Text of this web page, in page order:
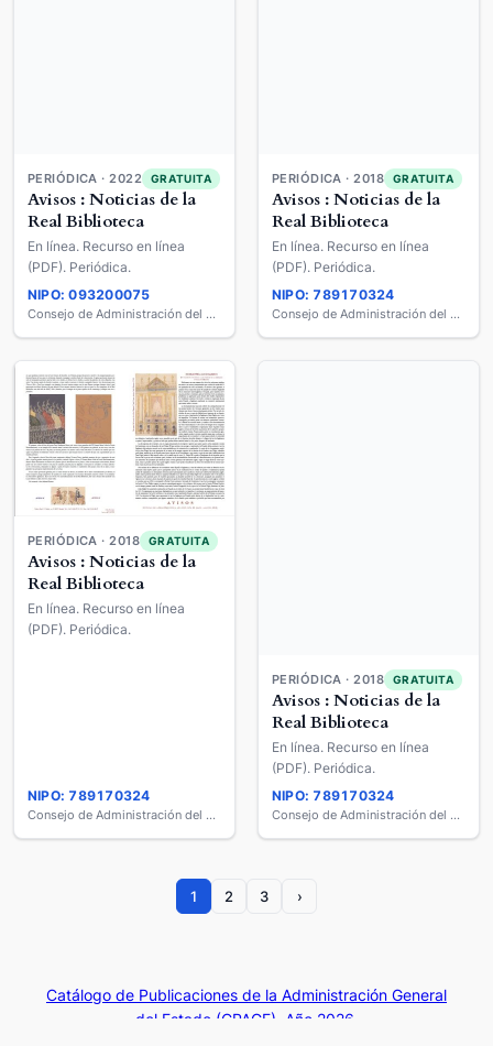
PERIÓDICA · 2022 GRATUITA
Avisos : Noticias de la
Real Biblioteca
En línea. Recurso en línea
(PDF). Periódica.
NIPO: 093200075
Consejo de Administración del Patrimonio Nacional
PERIÓDICA · 2018 GRATUITA
Avisos : Noticias de la
Real Biblioteca
En línea. Recurso en línea
(PDF). Periódica.
NIPO: 789170324
Consejo de Administración del Patrimonio Nacional
PERIÓDICA · 2018 GRATUITA
Avisos : Noticias de la
Real Biblioteca
En línea. Recurso en línea
NIPO: 789170324
Consejo de Administración del Patrimonio Nacional
PERIÓDICA · 2018 GRATUITA
Avisos : Noticias de la
Real Biblioteca
En línea. Recurso en línea
(PDF). Periódica.
NIPO: 789170324
Consejo de Administración del Patrimonio Nacional
1
Catálogo de Publicaciones de la Administración General